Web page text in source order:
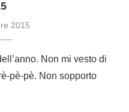
2015
Non mi vesto di
pè-pè. Non sopporto